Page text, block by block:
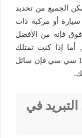
الجميع من تحديد
سيارة أو مركبة ذات
سي سي فما فوق فإنه من الأفضل
أما إذا كنت تمتلك
سيارة صغيرة قدرة محركها لا يتجاوز 1200 سي سي فإن سائل
في